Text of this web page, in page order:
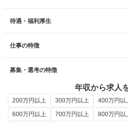
待遇・福利厚生
仕事の特徴
募集・選考の特徴
年収から求人
200万円以上 300万円以上 400万円以
600万円以上
700万円以上 800万円以